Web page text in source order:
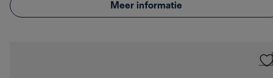
Meer informatie